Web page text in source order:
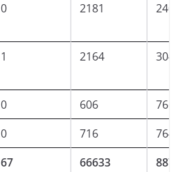
0 2181 2401
1 2164 3048
0 606
766
0 716
764
67 66633